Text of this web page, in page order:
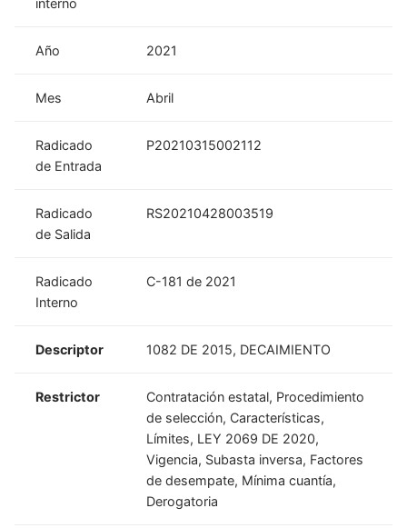
Año 2021
Mes Abril
Radicado
de Entrada
P20210315002112
Radicado
de Salida
RS20210428003519
Radicado
Interno
C-181 de 2021
Descriptor 1082 DE 2015, DECAIMIENTO
Restrictor
Contratación estatal, Procedimiento
de selección, Características,
Límites, LEY 2069 DE 2020,
Vigencia, Subasta inversa, Factores
de desempate, Mínima cuantía,
Derogatoria